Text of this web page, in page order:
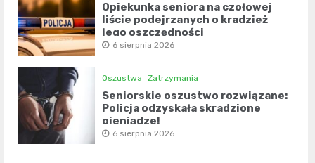
Opiekunka seniora na czołowej
liście podejrzanych o kradzież
jego oszczędności
6 sierpnia 2026
Oszustwa Zatrzymania
Seniorskie oszustwo rozwiązane:
Policja odzyskała skradzione
pieniądze!
6 sierpnia 2026